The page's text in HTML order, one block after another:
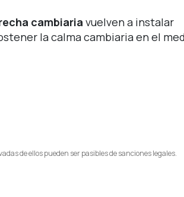
cambiaria vuelven a instalar
la calma cambiaria en el
de ellos pueden ser pasibles de sanciones legales.